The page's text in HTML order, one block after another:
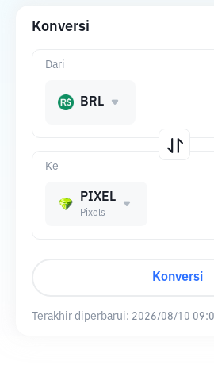
Konversi
Ke
PIXEL
Pixels
Dari
BRL
Konversi
Terakhir diperbarui: 2026/08/10